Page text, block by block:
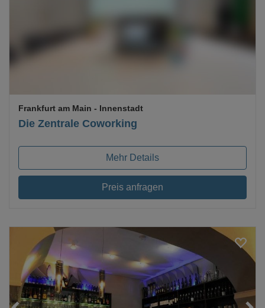
Loading...
Die Zentrale Coworking
Frankfurt am Main - Innenstadt
Mehr Details
Preis anfragen
Loading...